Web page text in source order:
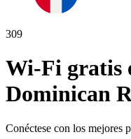
309
Wi-Fi gratis
Dominican
Conéctese con los mejores